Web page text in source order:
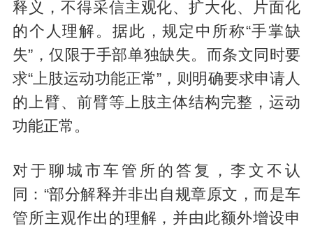
释义，不得采信主观化、扩大化、片面化
的个人理解。据此，规定中所称“手掌缺
失”，仅限于手部单独缺失。而条文同时要
求“上肢运动功能正常”，则明确要求申请人
的上臂、前臂等上肢主体结构完整，运动
功能正常。
对于聊城市车管所的答复，李文不认
同：“部分解释并非出自规章原文，而是车
管所主观作出的理解，并由此额外增设申